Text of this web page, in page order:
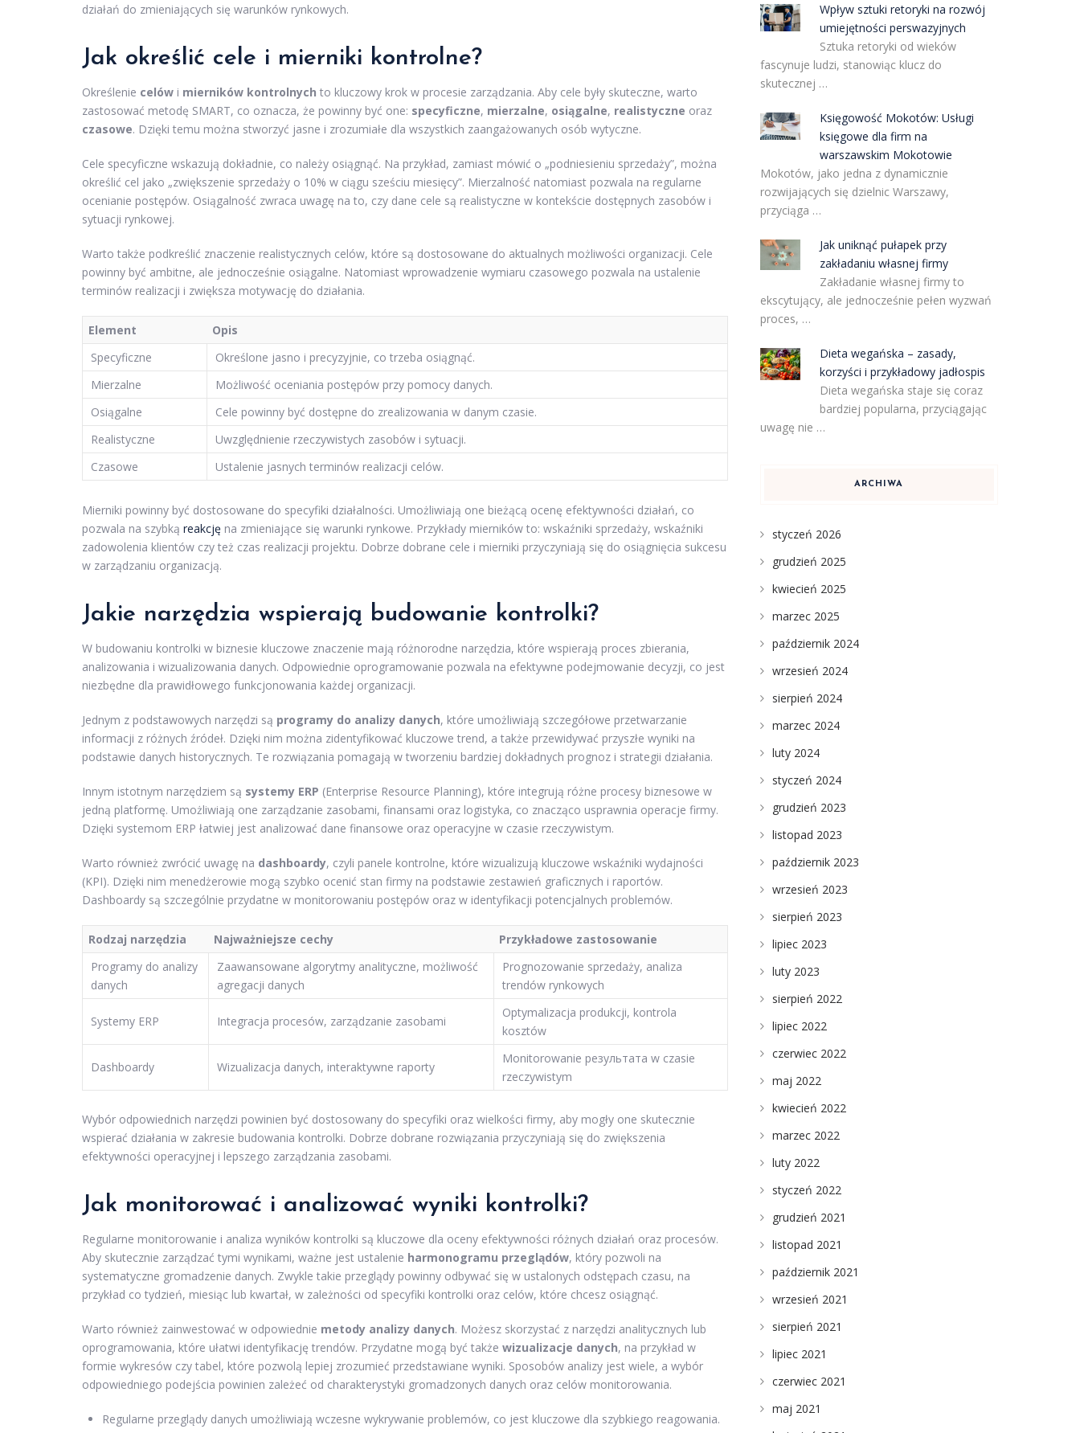
działań do zmieniających się warunków rynkowych.
Jak określić cele i mierniki kontrolne?
Określenie celów i mierników kontrolnych to kluczowy krok w procesie zarządzania. Aby cele były skuteczne, warto
zastosować metodę SMART, co oznacza, że powinny być one: specyficzne, mierzalne, osiągalne, realistyczne oraz
czasowe. Dzięki temu można stworzyć jasne i zrozumiałe dla wszystkich zaangażowanych osób wytyczne.
Cele specyficzne wskazują dokładnie, co należy osiągnąć. Na przykład, zamiast mówić o „podniesieniu sprzedaży”, można
określić cel jako „zwiększenie sprzedaży o 10% w ciągu sześciu miesięcy”. Mierzalność natomiast pozwala na regularne
ocenianie postępów. Osiągalność zwraca uwagę na to, czy dane cele są realistyczne w kontekście dostępnych zasobów i
sytuacji rynkowej.
Warto także podkreślić znaczenie realistycznych celów, które są dostosowane do aktualnych możliwości organizacji. Cele
powinny być ambitne, ale jednocześnie osiągalne. Natomiast wprowadzenie wymiaru czasowego pozwala na ustalenie
terminów realizacji i zwiększa motywację do działania.
Element
Opis
Specyficzne
Określone jasno i precyzyjnie, co trzeba osiągnąć.
Mierzalne
Możliwość oceniania postępów przy pomocy danych.
Osiągalne
Cele powinny być dostępne do zrealizowania w danym czasie.
Realistyczne
Uwzględnienie rzeczywistych zasobów i sytuacji.
Czasowe
Ustalenie jasnych terminów realizacji celów.
Mierniki powinny być dostosowane do specyfiki działalności. Umożliwiają one bieżącą ocenę efektywności działań, co
pozwala na szybką reakcję na zmieniające się warunki rynkowe. Przykłady mierników to: wskaźniki sprzedaży, wskaźniki
zadowolenia klientów czy też czas realizacji projektu. Dobrze dobrane cele i mierniki przyczyniają się do osiągnięcia sukcesu
w zarządzaniu organizacją.
Jakie narzędzia wspierają budowanie kontrolki?
W budowaniu kontrolki w biznesie kluczowe znaczenie mają różnorodne narzędzia, które wspierają proces zbierania,
analizowania i wizualizowania danych. Odpowiednie oprogramowanie pozwala na efektywne podejmowanie decyzji, co jest
niezbędne dla prawidłowego funkcjonowania każdej organizacji.
Jednym z podstawowych narzędzi są programy do analizy danych, które umożliwiają szczegółowe przetwarzanie
informacji z różnych źródeł. Dzięki nim można zidentyfikować kluczowe trend, a także przewidywać przyszłe wyniki na
podstawie danych historycznych. Te rozwiązania pomagają w tworzeniu bardziej dokładnych prognoz i strategii działania.
Innym istotnym narzędziem są systemy ERP (Enterprise Resource Planning), które integrują różne procesy biznesowe w
jedną platformę. Umożliwiają one zarządzanie zasobami, finansami oraz logistyka, co znacząco usprawnia operacje firmy.
Dzięki systemom ERP łatwiej jest analizować dane finansowe oraz operacyjne w czasie rzeczywistym.
Warto również zwrócić uwagę na dashboardy, czyli panele kontrolne, które wizualizują kluczowe wskaźniki wydajności
(KPI). Dzięki nim menedżerowie mogą szybko ocenić stan firmy na podstawie zestawień graficznych i raportów.
Dashboardy są szczególnie przydatne w monitorowaniu postępów oraz w identyfikacji potencjalnych problemów.
Rodzaj narzędzia Najważniejsze cechy
Przykładowe zastosowanie
Programy do analizy
danych
Zaawansowane algorytmy analityczne, możliwość
agregacji danych
Prognozowanie sprzedaży, analiza
trendów rynkowych
Systemy ERP Integracja procesów, zarządzanie zasobami
Optymalizacja produkcji, kontrola
kosztów
Dashboardy Wizualizacja danych, interaktywne raporty
Monitorowanie результата w czasie
rzeczywistym
Wybór odpowiednich narzędzi powinien być dostosowany do specyfiki oraz wielkości firmy, aby mogły one skutecznie
wspierać działania w zakresie budowania kontrolki. Dobrze dobrane rozwiązania przyczyniają się do zwiększenia
efektywności operacyjnej i lepszego zarządzania zasobami.
Jak monitorować i analizować wyniki kontrolki?
Regularne monitorowanie i analiza wyników kontrolki są kluczowe dla oceny efektywności różnych działań oraz procesów.
Aby skutecznie zarządzać tymi wynikami, ważne jest ustalenie harmonogramu przeglądów, który pozwoli na
systematyczne gromadzenie danych. Zwykle takie przeglądy powinny odbywać się w ustalonych odstępach czasu, na
przykład co tydzień, miesiąc lub kwartał, w zależności od specyfiki kontrolki oraz celów, które chcesz osiągnąć.
Warto również zainwestować w odpowiednie metody analizy danych. Możesz skorzystać z narzędzi analitycznych lub
oprogramowania, które ułatwi identyfikację trendów. Przydatne mogą być także wizualizacje danych, na przykład w
formie wykresów czy tabel, które pozwolą lepiej zrozumieć przedstawiane wyniki. Sposobów analizy jest wiele, a wybór
odpowiedniego podejścia powinien zależeć od charakterystyki gromadzonych danych oraz celów monitorowania.
Regularne przeglądy danych umożliwiają wczesne wykrywanie problemów, co jest kluczowe dla szybkiego reagowania.
Wpływ sztuki retoryki na rozwój
umiejętności perswazyjnych
Sztuka retoryki od wieków
fascynuje ludzi, stanowiąc klucz do
skutecznej …
Księgowość Mokotów: Usługi
księgowe dla firm na
warszawskim Mokotowie
Mokotów, jako jedna z dynamicznie
rozwijających się dzielnic Warszawy,
przyciąga …
Jak uniknąć pułapek przy
zakładaniu własnej firmy
Zakładanie własnej firmy to
ekscytujący, ale jednocześnie pełen wyzwań
proces, …
Dieta wegańska – zasady,
korzyści i przykładowy jadłospis
Dieta wegańska staje się coraz
bardziej popularna, przyciągając
uwagę nie …
ARCHIWA
styczeń 2026
grudzień 2025
kwiecień 2025
marzec 2025
październik 2024
wrzesień 2024
sierpień 2024
marzec 2024
luty 2024
styczeń 2024
grudzień 2023
listopad 2023
październik 2023
wrzesień 2023
sierpień 2023
lipiec 2023
luty 2023
sierpień 2022
lipiec 2022
czerwiec 2022
maj 2022
kwiecień 2022
marzec 2022
luty 2022
styczeń 2022
grudzień 2021
listopad 2021
październik 2021
wrzesień 2021
sierpień 2021
lipiec 2021
czerwiec 2021
maj 2021